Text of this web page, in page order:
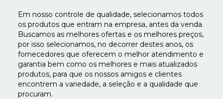
Em nosso controle de qualidade, selecionamos todos
os produtos que entram na empresa, antes da venda.
Buscamos as melhores ofertas e os melhores preços,
por isso selecionamos, no decorrer destes anos, os
fornecedores que oferecem o melhor atendimento e
garantia bem como os melhores e mais atualizados
produtos, para que os nossos amigos e clientes
encontrem a variedade, a seleção e a qualidade que
procuram.